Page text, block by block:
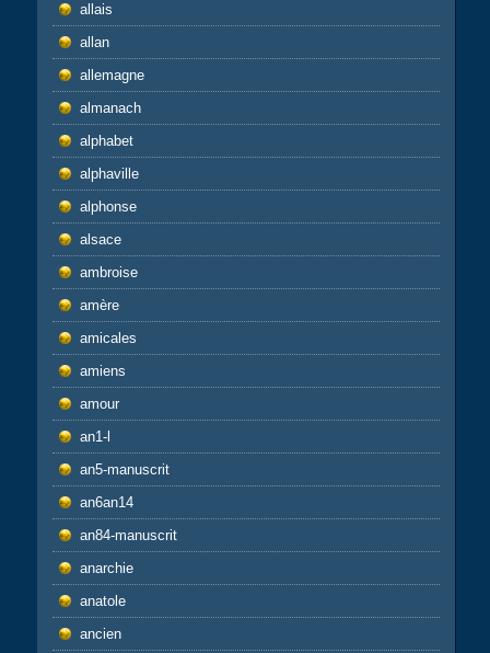
allais
allan
allemagne
almanach
alphabet
alphaville
alphonse
alsace
ambroise
amère
amicales
amiens
amour
an1-l
an5-manuscrit
an6an14
an84-manuscrit
anarchie
anatole
ancien